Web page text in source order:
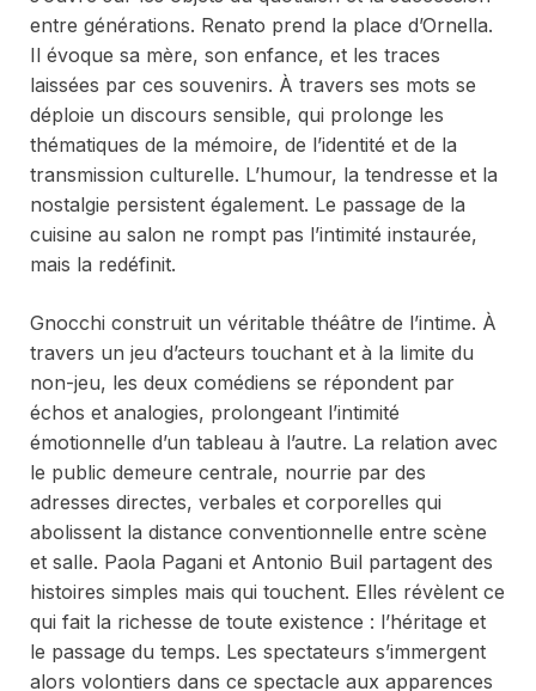
entre générations. Renato prend la place d’Ornella.
Il évoque sa mère, son enfance, et les traces
laissées par ces souvenirs. À travers ses mots se
déploie un discours sensible, qui prolonge les
thématiques de la mémoire, de l’identité et de la
transmission culturelle. L’humour, la tendresse et la
nostalgie persistent également. Le passage de la
cuisine au salon ne rompt pas l’intimité instaurée,
mais la redéfinit.
Gnocchi construit un véritable théâtre de l’intime. À
travers un jeu d’acteurs touchant et à la limite du
non-jeu, les deux comédiens se répondent par
échos et analogies, prolongeant l’intimité
émotionnelle d’un tableau à l’autre. La relation avec
le public demeure centrale, nourrie par des
adresses directes, verbales et corporelles qui
abolissent la distance conventionnelle entre scène
et salle. Paola Pagani et Antonio Buil partagent des
histoires simples mais qui touchent. Elles révèlent ce
qui fait la richesse de toute existence : l’héritage et
le passage du temps. Les spectateurs s’immergent
alors volontiers dans ce spectacle aux apparences